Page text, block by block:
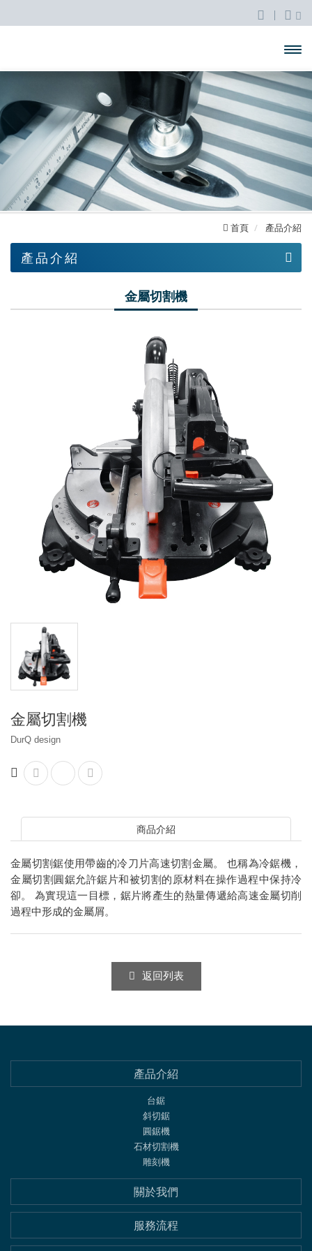
主選
單
首頁 產品介紹
產品介紹
其它機種
金屬切割機
金屬切割機
DurQ design
商品介紹
金屬切割鋸使用帶齒的冷刀片高速切割金屬。 也稱為冷鋸機，
金屬切割圓鋸允許鋸片和被切割的原材料在操作過程中保持冷
卻。 為實現這一目標，鋸片將產生的熱量傳遞給高速金屬切削
過程中形成的金屬屑。
返回列表
產品介紹
台鋸
斜切鋸
圓鋸機
石材切割機
雕刻機
關於我們
服務流程